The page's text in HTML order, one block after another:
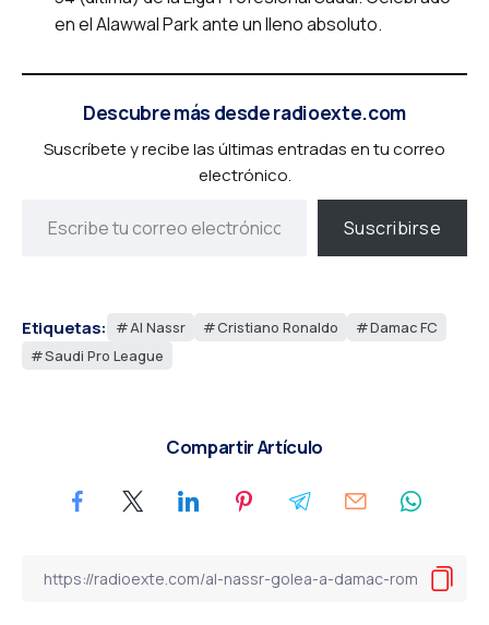
en el Alawwal Park ante un lleno absoluto.
Descubre más desde radioexte.com
Suscríbete y recibe las últimas entradas en tu correo
electrónico.
Suscribirse
Etiquetas: Al Nassr Cristiano Ronaldo
Damac FC
Saudi Pro League
Compartir Artículo